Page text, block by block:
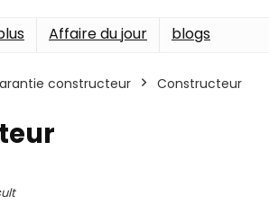
Affaire du jour blogs
constructeur ‎Constructeur